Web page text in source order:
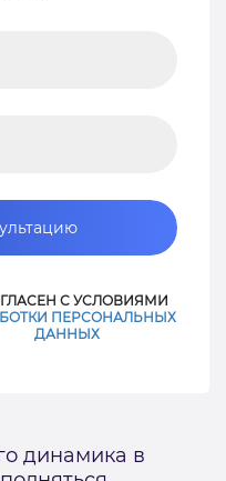
С УСЛОВИЯМИ
ПЕРСОНАЛЬНЫХ
ДАННЫХ
динамика в